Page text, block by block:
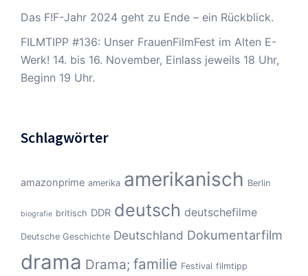
Das F!F-Jahr 2024 geht zu Ende – ein Rückblick.
FILMTIPP #136: Unser FrauenFilmFest im Alten E-
Werk! 14. bis 16. November, Einlass jeweils 18 Uhr,
Beginn 19 Uhr.
Schlagwörter
amazonprime amerika amerikanisch Berlin
biografie britisch DDR deutsch deutschefilme
Deutsche Geschichte Deutschland Dokumentarfilm
drama Drama; familie Festival filmtipp